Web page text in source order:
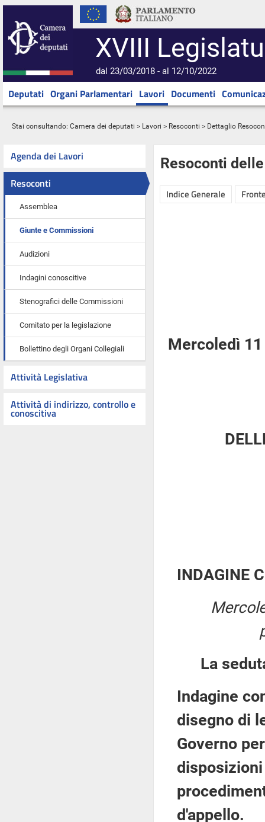
XVIII
dal 23/03/2018 - al 12/10/2022
Deputati Organi Parlamentari Lavori Documenti
Stai consultando: Camera dei deputati > Lavori > Resoconti > Dettaglio
Agenda dei Lavori
Resoconti
Assemblea
Giunte e Commissioni
Audizioni
Indagini conoscitive
Stenografici delle Commissioni
Comitato per la legislazione
Bollettino degli Organi Collegiali
Attività Legislativa
Attività di indirizzo, controllo e
conoscitiva
Resoconti
Indice Generale
Mercoledì
INDAGINE
La
Indagine
disegno di
Governo
d'appello.